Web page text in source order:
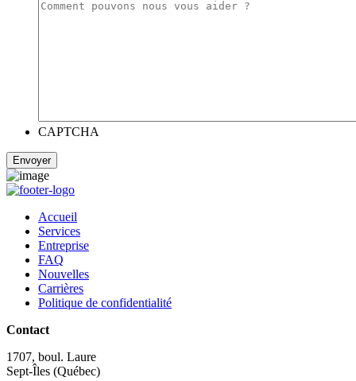
CAPTCHA
Accueil
Services
Entreprise
FAQ
Nouvelles
Carrières
Politique de confidentialité
Contact
1707, boul. Laure
Sept-Îles (Québec)